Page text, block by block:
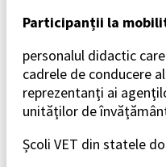
Participanții la
personalul didactic
cadrele de conducere
reprezentanţi ai
unităţilor de
Școli VET din statele